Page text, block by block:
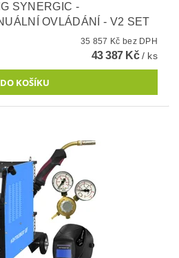
SYNERGIC -
OVLÁDÁNÍ - V2 SET
35 857 Kč bez DPH
43 387 Kč/ ks